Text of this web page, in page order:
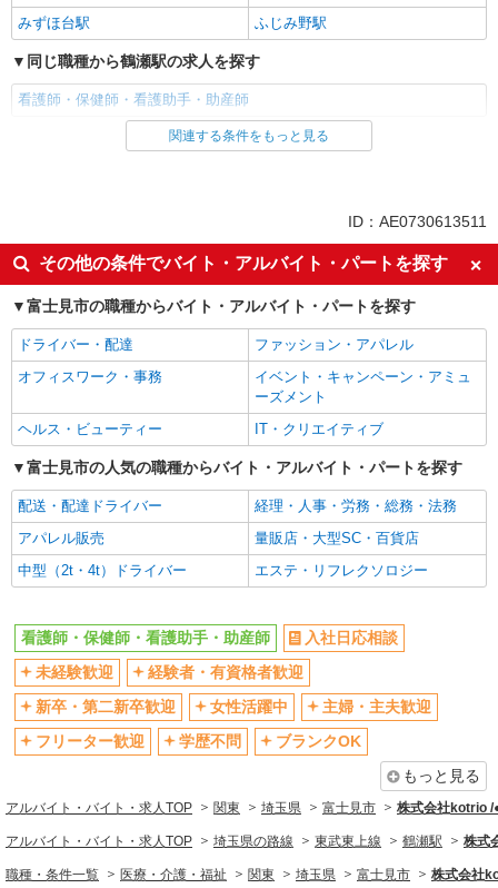
みずほ台駅
ふじみ野駅
同じ職種から鶴瀬駅の求人を探す
看護師・保健師・看護助手・助産師
同じ雇用形態から鶴瀬駅の求人を探す
入社日応相談
未経験歓迎
経験者・有資格者歓迎
新卒・第二新卒歓迎
女性活躍中
主婦・主夫歓迎
フリーター歓迎
学歴不問
ブランクOK
ミドル（40代～）活躍中
エルダー（50代～）活躍中
シニア（60代～）活躍中
高収入・高額
ボーナス・賞与あり
昇給あり
完全週休2日制
フルタイム歓迎
禁煙・分煙
駅直結・駅チカ
車通勤OK
バイク通勤OK
自転車通勤OK
社会保険あり
産休・育休取得実績あり
退職金・財形貯蓄制度あり
各種手当（家族・役職・インセン
ティブなど）あり
制服貸与
研修制度あり
資格取得支援制度あり
医療・介護・福祉
看護師・保健師・看護助手・助産師
関連する条件をもっと見る
ID：AE0730613511
その他の条件でバイト・アルバイト・パートを探す
富士見市の職種からバイト・アルバイト・パートを探す
ドライバー・配達
ファッション・アパレル
オフィスワーク・事務
イベント・キャンペーン・アミュ
ーズメント
ヘルス・ビューティー
IT・クリエイティブ
富士見市の人気の職種からバイト・アルバイト・パートを探す
配送・配達ドライバー
経理・人事・労務・総務・法務
アパレル販売
量販店・大型SC・百貨店
中型（2t・4t）ドライバー
エステ・リフレクソロジー
看護師・保健師・看護助手・助産師
入社日応相談
未経験歓迎
経験者・有資格者歓迎
新卒・第二新卒歓迎
女性活躍中
主婦・主夫歓迎
フリーター歓迎
学歴不問
ブランクOK
もっと見る
アルバイト・バイト・求人TOP 関東 埼玉県 富士見市 株式会社kotrio /
アルバイト・バイト・求人TOP 埼玉県の路線 東武東上線 鶴瀬駅 株式
職種・条件一覧 医療・介護・福祉 関東 埼玉県 富士見市 株式会社